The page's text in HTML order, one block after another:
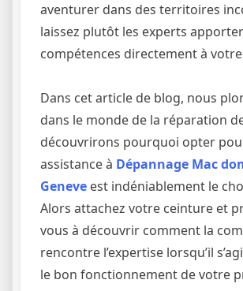
aventurer dans des territoires
laissez plutôt les experts
compétences directement à
Dans cet article de blog, nous
dans le monde de la réparation
découvrirons pourquoi opter
assistance à Dépannage Mac
Geneve est indéniablement le
Alors attachez votre ceinture et
vous à découvrir comment la
rencontre l’expertise lorsqu’il
le bon fonctionnement de votre